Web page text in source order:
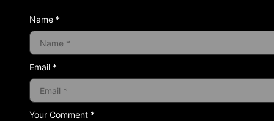
Your Comment *
Name *
Email *